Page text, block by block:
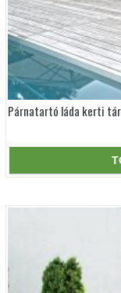
Párnatartó láda kerti